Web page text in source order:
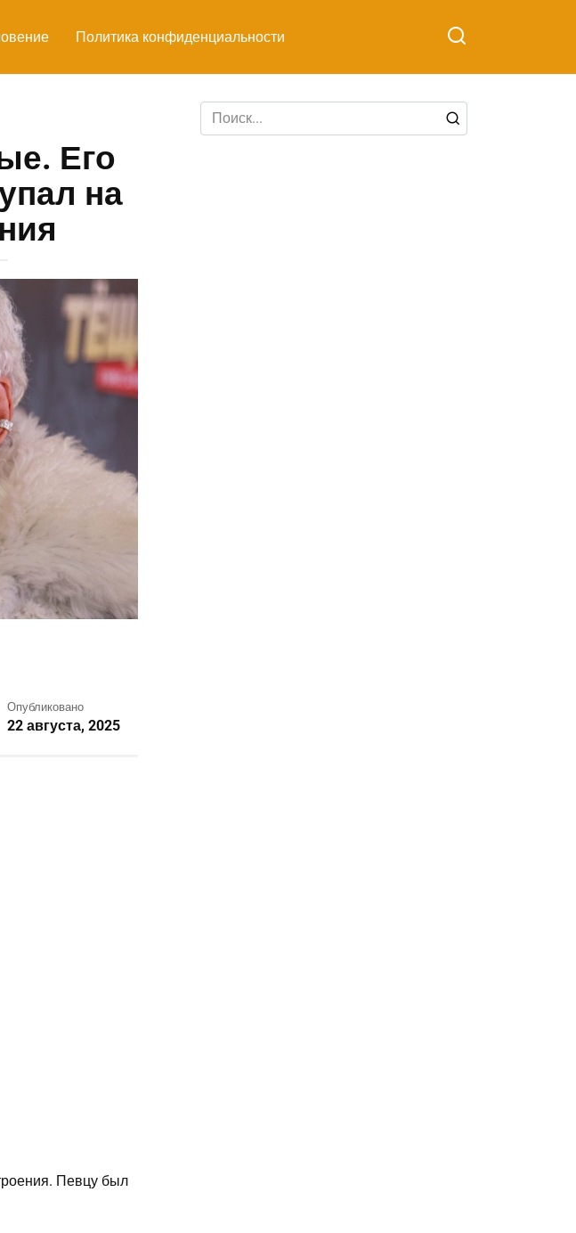
Политика конфиденциальности
Его
на
Опубликовано
22 августа, 2025
Певцу был
Search
for: